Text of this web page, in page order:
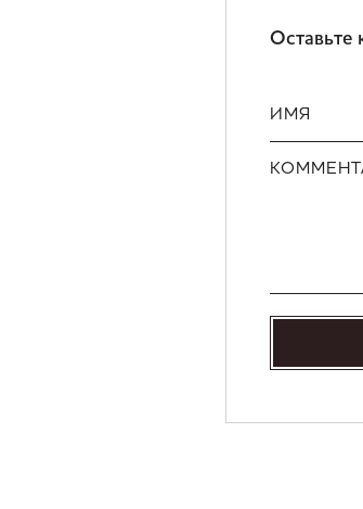
Оставьте
ИМЯ